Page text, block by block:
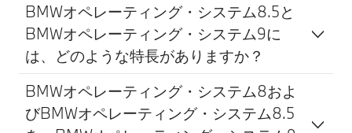
BMWオペレーティング・システム8.5と
BMWオペレーティング・システム9に
は、どのような特長がありますか？
BMWオペレーティング・システム8およ
びBMWオペレーティング・システム8.5